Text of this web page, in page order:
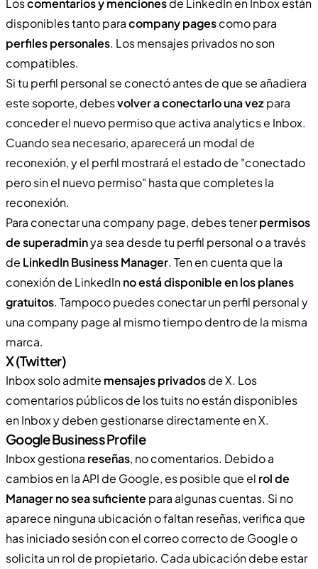
Loscomentarios y mencionesde LinkedIn en Inbox están
disponibles tanto paracompany pagescomo para
perfiles personales. Los mensajes privados no son
compatibles.
Si tu perfil personal se conectó antes de que se añadiera
este soporte, debesvolver a conectarlo una vezpara
conceder el nuevo permiso que activa analytics e Inbox.
Cuando sea necesario, aparecerá un modal de
reconexión, y el perfil mostrará el estado de "conectado
pero sin el nuevo permiso" hasta que completes la
reconexión.
Para conectar una company page, debes tenerpermisos
de superadminya sea desde tu perfil personal o a través
de LinkedIn Business Manager. Ten en cuenta que la
conexión de LinkedInno está disponible en los planes
gratuitos. Tampoco puedes conectar un perfil personal y
una company page al mismo tiempo dentro de la misma
marca.
X (Twitter)
Inbox solo admite mensajes privadosde X. Los
comentarios públicos de los tuits no están disponibles
en Inbox y deben gestionarse directamente en X.
Google Business Profile
Inbox gestiona reseñas, no comentarios. Debido a
cambios en la API de Google, es posible que el rol de
Manager no sea suficiente para algunas cuentas. Si no
aparece ninguna ubicación o faltan reseñas, verifica que
has iniciado sesión con el correo correcto de Google o
solicita un rol de propietario. Cada ubicación debe estar